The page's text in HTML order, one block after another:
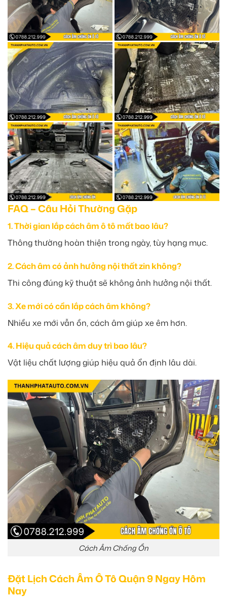
FAQ – Câu Hỏi Thường Gặp
1. Thời gian lắp cách âm ô tô mất bao lâu?
Thông thường hoàn thiện trong ngày, tùy hạng mục.
2. Cách âm có ảnh hưởng nội thất zin không?
Thi công đúng kỹ thuật sẽ không ảnh hưởng nội thất.
3. Xe mới có cần lắp cách âm không?
Nhiều xe mới vẫn ồn, cách âm giúp xe êm hơn.
4. Hiệu quả cách âm duy trì bao lâu?
Vật liệu chất lượng giúp hiệu quả ổn định lâu dài.
Cách Âm Chống Ồn
Đặt Lịch Cách Âm Ô Tô Quận 9 Ngay Hôm
Nay